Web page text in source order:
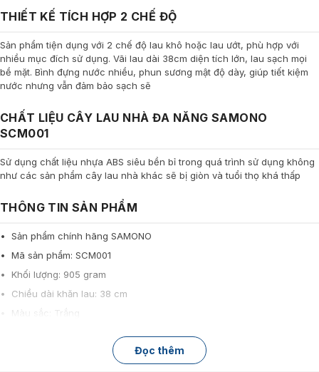
THIẾT KẾ TÍCH HỢP 2 CHẾ ĐỘ
Sản phẩm tiện dụng với 2 chế độ lau khô hoặc lau ướt, phù hợp với
nhiều mục đích sử dụng. Vãi lau dài 38cm diện tích lớn, lau sạch mọi
bề mặt. Bình đựng nước nhiều, phun sương mật độ dày, giúp tiết kiệm
nước nhưng vẫn đảm bảo sạch sẽ
CHẤT LIỆU CÂY LAU NHÀ ĐA NĂNG SAMONO
SCM001
Sử dụng chất liệu nhựa ABS siêu bền bỉ trong quá trình sử dụng không
như các sản phẩm cây lau nhà khác sẽ bị giòn và tuổi thọ khá thấp
THÔNG TIN SẢN PHẨM
• Sản phẩm chính hãng SAMONO
• Mã sản phẩm: SCM001
• Khối lượng: 905 gram
• Chiều dài khăn lau: 38 cm
• Màu sắc: Trắng
Đọc thêm